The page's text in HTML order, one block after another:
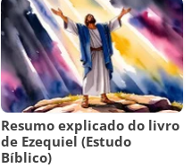
Resumo explicado do livro
de Ezequiel (Estudo
Bíblico)